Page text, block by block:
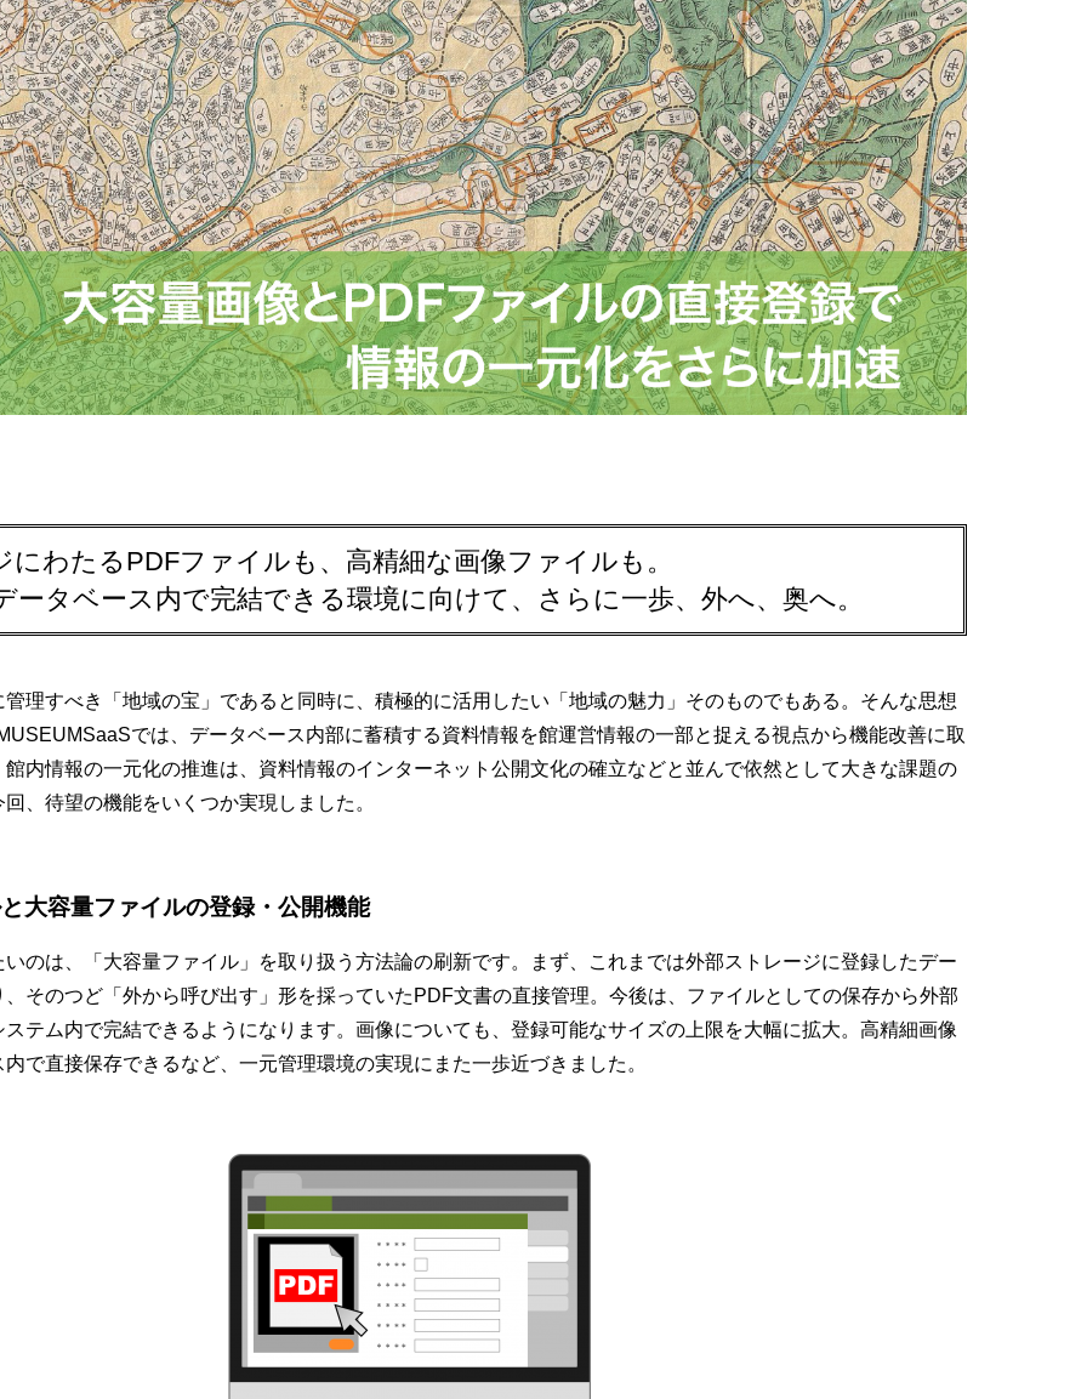
にわたるPDFファイルも、高精細な画像ファイルも。
ータベース内で完結できる環境に向けて、さらに一歩、外へ、奥へ。
理すべき「地域の宝」であると同時に、積極的に活用したい「地域の魅力」そのものでもある。そんな思想
では、データベース内部に蓄積する資料情報を館運営情報の一部と捉える視点から機能改善に取
内情報の一元化の推進は、資料情報のインターネット公開文化の確立などと並んで依然として大きな課題の
、待望の機能をいくつか実現しました。
大容量ファイルの登録・公開機能
のは、「大容量ファイル」を取り扱う方法論の刷新です。まず、これまでは外部ストレージに登録したデー
そのつど「外から呼び出す」形を採っていたPDF文書の直接管理。今後は、ファイルとしての保存から外部
テム内で完結できるようになります。画像についても、登録可能なサイズの上限を大幅に拡大。高精細画像
で直接保存できるなど、一元管理環境の実現にまた一歩近づきました。